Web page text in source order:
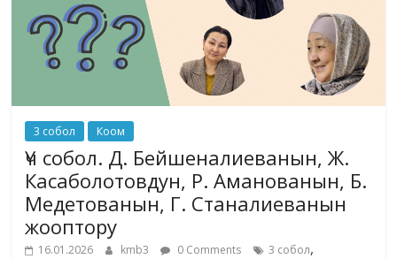
3 собол Коом
Үч собол. Д. Бейшеналиеванын, Ж.
Касаболотовдун, Р. Аманованын, Б.
Медетованын, Г. Станалиеванын
жооптору
16.01.2026 kmb3 0 Comments 3 собол,